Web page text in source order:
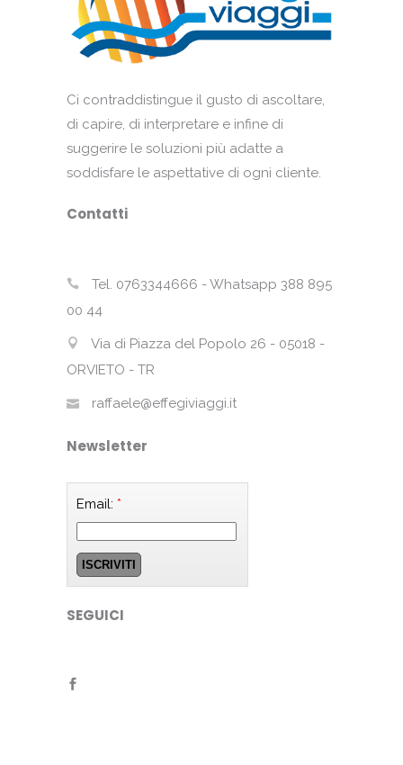
Ci contraddistingue il gusto di ascoltare,
di capire, di interpretare e infine di
suggerire le soluzioni più adatte a
soddisfare le aspettative di ogni cliente.
Contatti
Tel. 0763344666 - Whatsapp 388 895
00 44
Via di Piazza del Popolo 26 - 05018 -
ORVIETO - TR
raffaele@effegiviaggi.it
Newsletter
Email: *
SEGUICI